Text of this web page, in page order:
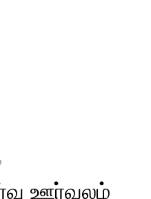
ஊர்வலம்